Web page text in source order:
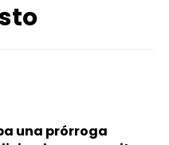
una prórroga